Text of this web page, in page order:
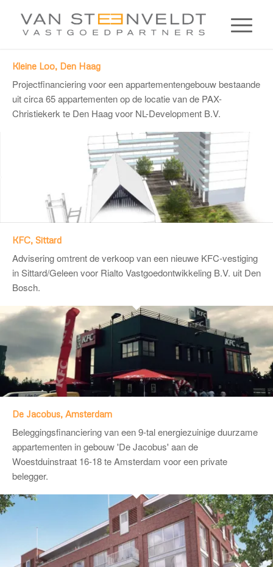
Kleine Loo, Den Haag
Projectfinanciering voor een appartementengebouw bestaande
uit circa 65 appartementen op de locatie van de PAX-
Christiekerk te Den Haag voor NL-Development B.V.
KFC, Sittard
Advisering omtrent de verkoop van een nieuwe KFC-vestiging
in Sittard/Geleen voor Rialto Vastgoedontwikkeling B.V. uit Den
Bosch.
De Jacobus, Amsterdam
Beleggingsfinanciering van een 9-tal energiezuinige duurzame
appartementen in gebouw 'De Jacobus' aan de
Woestduinstraat 16-18 te Amsterdam voor een private
belegger.